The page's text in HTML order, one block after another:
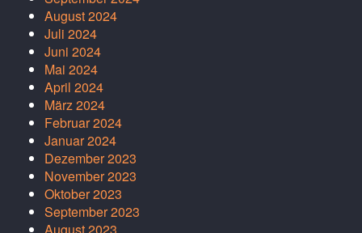
August 2024
Juli 2024
Juni 2024
Mai 2024
April 2024
März 2024
Februar 2024
Januar 2024
Dezember 2023
November 2023
Oktober 2023
September 2023